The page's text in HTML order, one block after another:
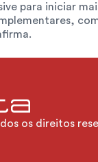
para iniciar
os direitos